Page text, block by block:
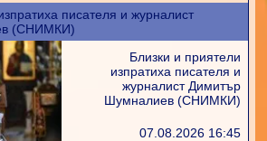
писателя и журналист
(СНИМКИ)
Близки и приятели
изпратиха писателя и
журналист Димитър
Шумналиев (СНИМКИ)
07.08.2026 16:45